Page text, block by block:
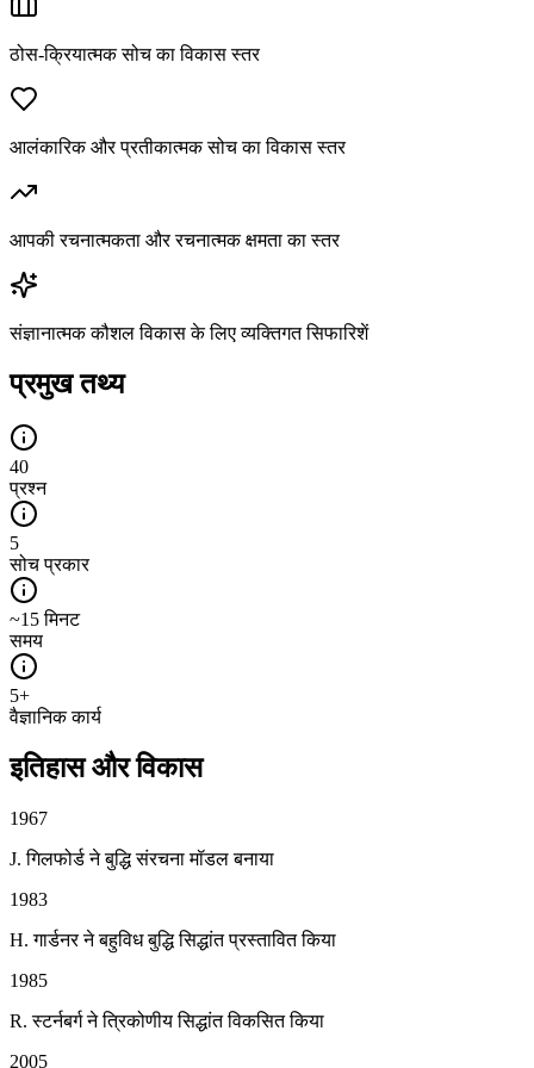
ठोस-क्रियात्मक सोच का विकास स्तर
आलंकारिक और प्रतीकात्मक सोच का विकास स्तर
आपकी रचनात्मकता और रचनात्मक क्षमता का स्तर
संज्ञानात्मक कौशल विकास के लिए व्यक्तिगत सिफारिशें
प्रमुख तथ्य
40
प्रश्न
5
सोच प्रकार
~15 मिनट
समय
5+
वैज्ञानिक कार्य
इतिहास और विकास
1967
J. गिलफोर्ड ने बुद्धि संरचना मॉडल बनाया
1983
H. गार्डनर ने बहुविध बुद्धि सिद्धांत प्रस्तावित किया
1985
R. स्टर्नबर्ग ने त्रिकोणीय सिद्धांत विकसित किया
2005